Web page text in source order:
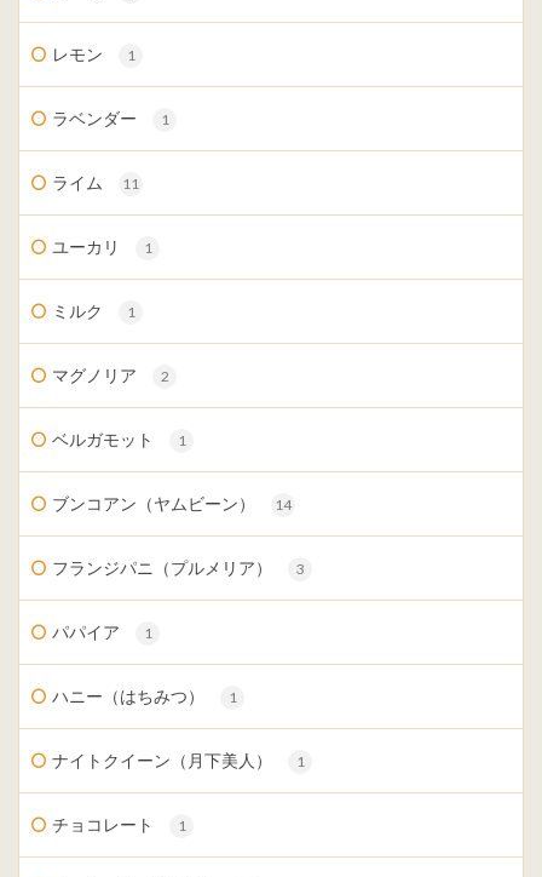
レモン 1
ラベンダー 1
ライム 11
ユーカリ 1
ミルク 1
マグノリア 2
ベルガモット 1
ブンコアン（ヤムビーン） 14
フランジパニ（プルメリア） 3
パパイア 1
ハニー（はちみつ） 1
ナイトクイーン（月下美人） 1
チョコレート 1